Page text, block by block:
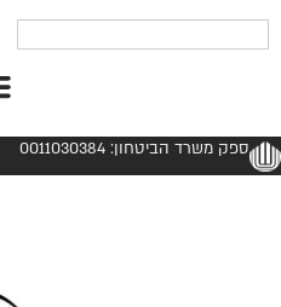
ספק משרד הביטחון: 0011030384